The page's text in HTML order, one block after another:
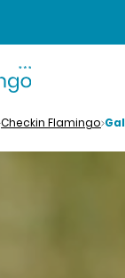
Checkin Flamingo